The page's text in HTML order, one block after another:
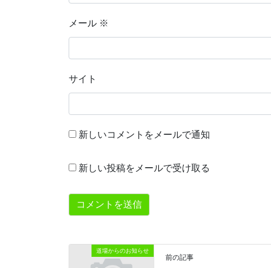
メール ※
サイト
新しいコメントをメールで通知
新しい投稿をメールで受け取る
道場からのお知らせ
前の記事